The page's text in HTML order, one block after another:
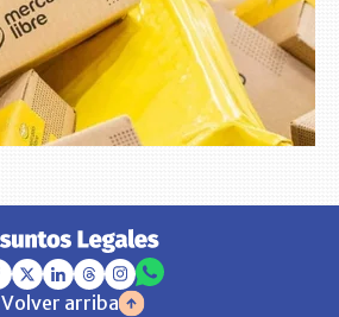
Volver arriba